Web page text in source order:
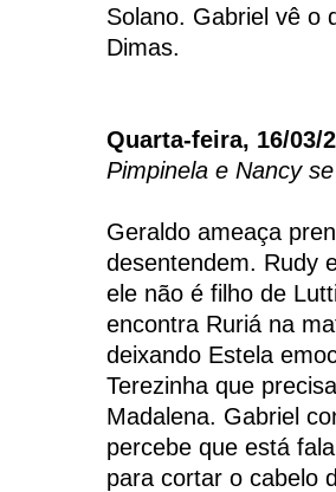
Solano. Gabriel vê o
Dimas.
Quarta-feira, 16/03/
Pimpinela e Nancy
Geraldo ameaça
desentendem. Rudy
ele não é filho de
encontra Ruriá na
deixando Estela
Terezinha que
Madalena. Gabriel
percebe que está
para cortar o cabelo